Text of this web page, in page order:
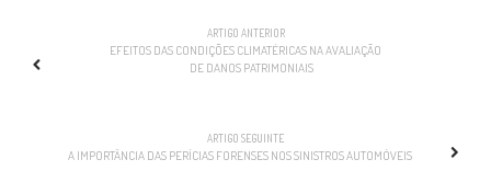
ARTIGO ANTERIOR
EFEITOS DAS CONDIÇÕES CLIMATÉRICAS NA AVALIAÇÃO
DE DANOS PATRIMONIAIS
ARTIGO SEGUINTE
A IMPORTÂNCIA DAS PERÍCIAS FORENSES NOS SINISTROS AUTOMÓVEIS